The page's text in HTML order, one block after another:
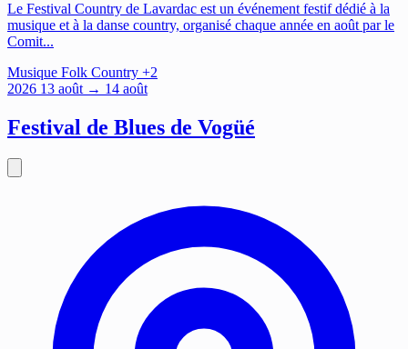
Le Festival Country de Lavardac est un événement festif dédié à la
musique et à la danse country, organisé chaque année en août par le
Comit...
Musique Folk Country +2
2026 13 août → 14 août
Festival de Blues de Vogüé